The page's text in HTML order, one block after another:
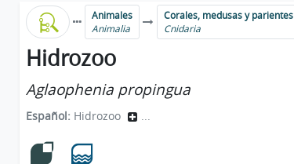
Animales
Animalia
Corales, medusas y parientes
Cnidaria
Hidrozoo
Aglaophenia propingua
Español: Hidrozoo ...